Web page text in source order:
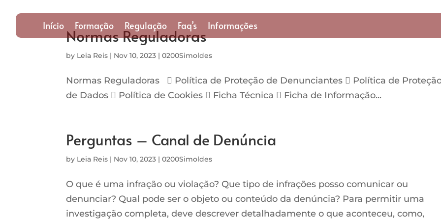
Início Formação Regulação Faq’s Informações
Normas Reguladoras
by Leia Reis | Nov 10, 2023 |0200Simoldes
Normas Reguladoras  Política de Proteção de Denunciantes  Política de
de Dados  Política de Cookies  Ficha Técnica  Ficha de Informação...
Perguntas – Canal de Denúncia
by Leia Reis | Nov 10, 2023 |0200Simoldes
O que é uma infração ou violação? Que tipo de infrações posso comunicar ou
denunciar? Qual pode ser o objeto ou conteúdo da denúncia? Para permitir uma
investigação completa, deve descrever detalhadamente o que aconteceu, como,